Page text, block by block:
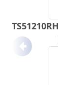
Anterior